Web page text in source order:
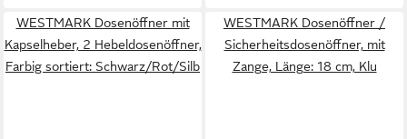
WESTMARK Dosenöffner mit
Kapselheber, 2 Hebeldosenöffner,
Farbig sortiert: Schwarz/Rot/Silb
WESTMARK Dosenöffner /
Sicherheitsdosenöffner, mit
Zange, Länge: 18 cm, Klu